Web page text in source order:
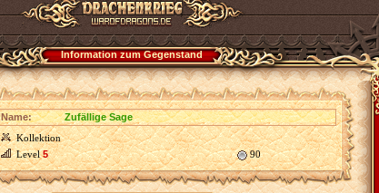
Information zum Gegenstand
Name:
Zufällige Sage
Kollektion
Level5 90